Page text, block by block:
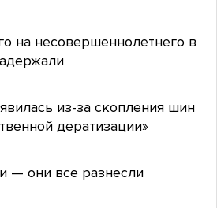
на несовершеннолетнего в
из-за скопления шин
дератизации»
— они все разнесли